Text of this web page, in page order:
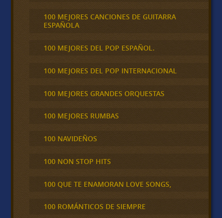
100 MEJORES CANCIONES DE GUITARRA
ESPAÑOLA
100 MEJORES DEL POP ESPAÑOL.
100 MEJORES DEL POP INTERNACIONAL
100 MEJORES GRANDES ORQUESTAS
100 MEJORES RUMBAS
100 NAVIDEÑOS
100 NON STOP HITS
100 QUE TE ENAMORAN LOVE SONGS,
100 ROMÁNTICOS DE SIEMPRE